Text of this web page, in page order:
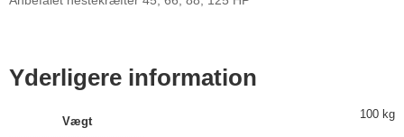
Yderligere information
Vægt
100 kg